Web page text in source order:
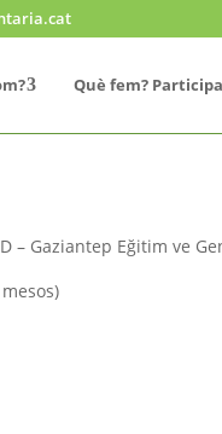
Què fem?
– Gaziantep Eğitim ve